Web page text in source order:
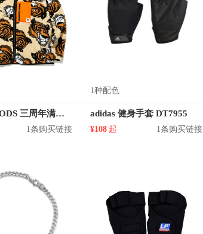
SOULGOODS 三周年满版手绘式满虎头户外登山夹克 16015
1条购买链接
1种配色
adidas 健身手套 DT7955
¥108 起 1条购买链接